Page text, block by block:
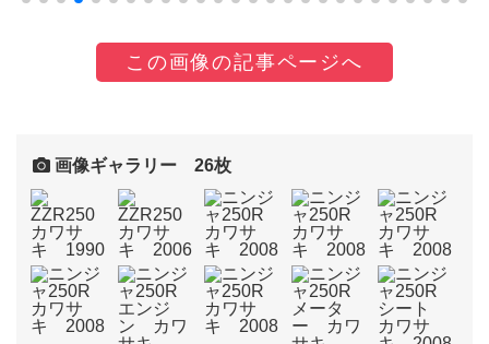
この画像の記事ページへ
画像ギャラリー 26枚